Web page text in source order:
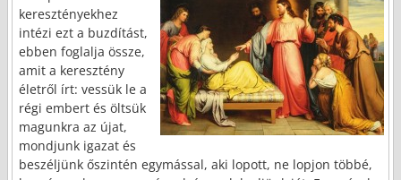
keresztényekhez
intézi ezt a buzdítást,
ebben foglalja össze,
amit a keresztény
életről írt: vessük le a
régi embert és öltsük
magunkra az újat,
mondjunk igazat és
beszéljünk őszintén egymással, aki lopott, ne lopjon többé,